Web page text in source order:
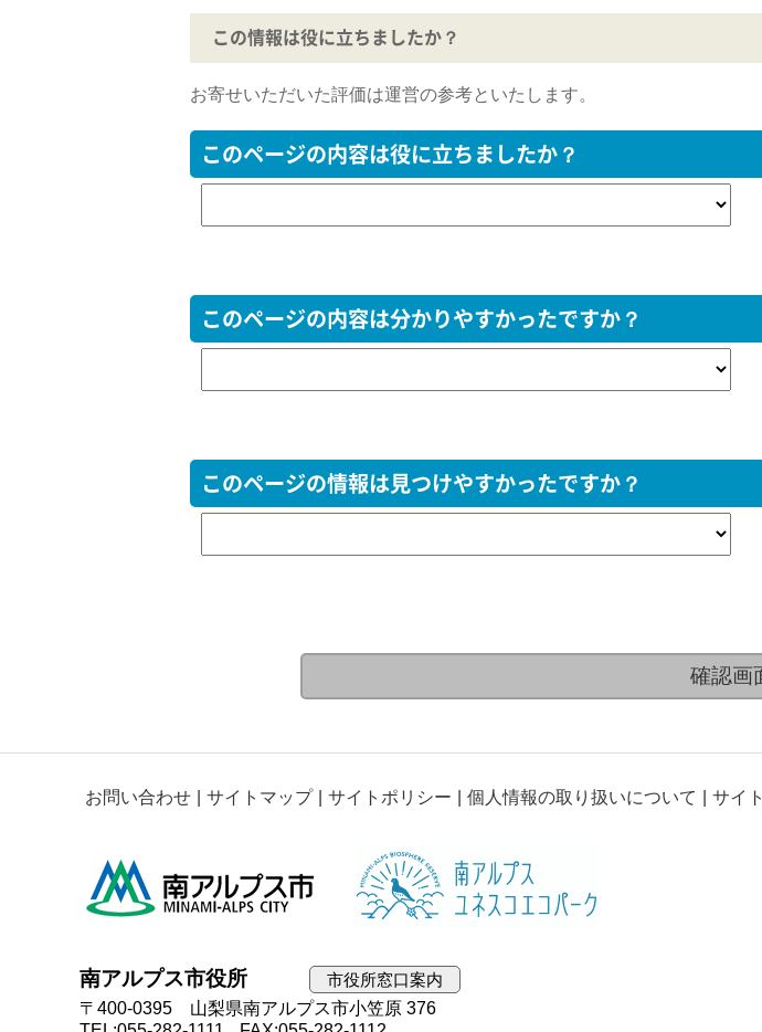
この情報は役に立ちましたか？
お寄せいただいた評価は運営の参考といたします。
このページの内容は役に立ちましたか？
このページの内容は分かりやすかったですか？
このページの情報は見つけやすかったですか？
お問い合わせ サイトマップ サイトポリシー 個人情報の取り扱いについて サイ
南アルプス市役所
市役所窓口案内
〒400-0395 山梨県南アルプス市小笠原 376